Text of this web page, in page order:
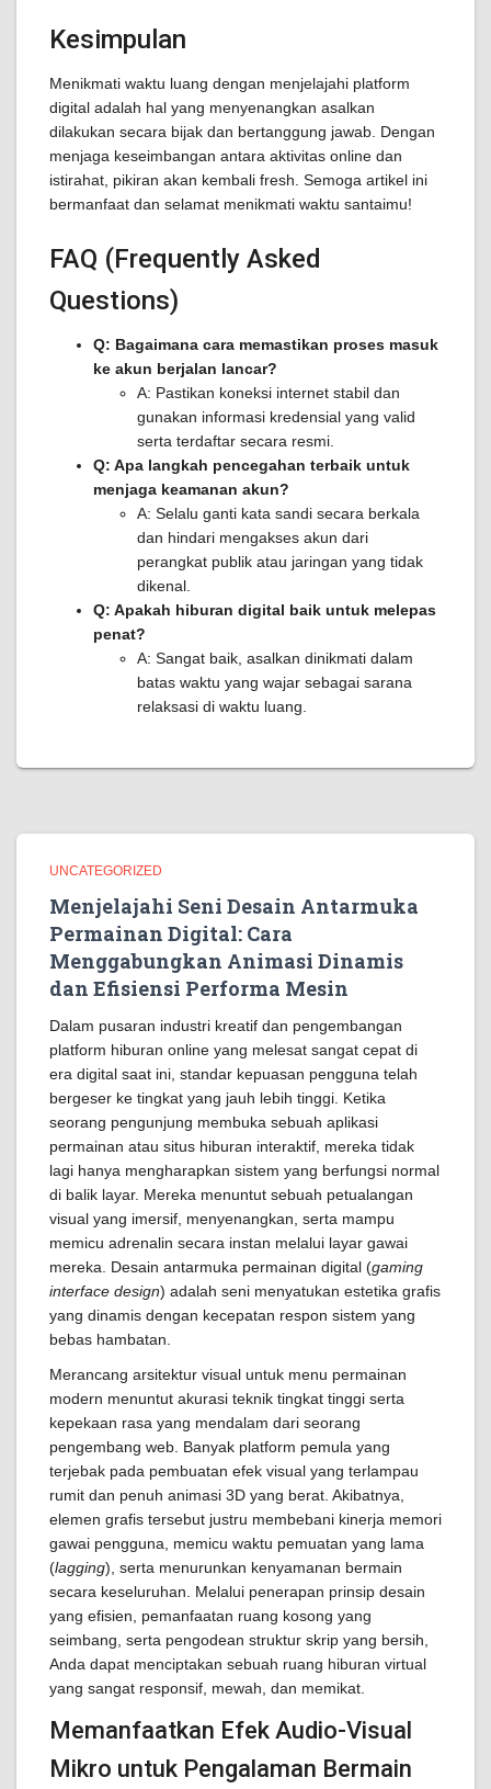
Kesimpulan
Menikmati waktu luang dengan menjelajahi platform
digital adalah hal yang menyenangkan asalkan
dilakukan secara bijak dan bertanggung jawab. Dengan
menjaga keseimbangan antara aktivitas online dan
istirahat, pikiran akan kembali fresh. Semoga artikel ini
bermanfaat dan selamat menikmati waktu santaimu!
FAQ (Frequently Asked
Questions)
Q: Bagaimana cara memastikan proses masuk
ke akun berjalan lancar?
A: Pastikan koneksi internet stabil dan
gunakan informasi kredensial yang valid
serta terdaftar secara resmi.
Q: Apa langkah pencegahan terbaik untuk
menjaga keamanan akun?
A: Selalu ganti kata sandi secara berkala
dan hindari mengakses akun dari
perangkat publik atau jaringan yang tidak
dikenal.
Q: Apakah hiburan digital baik untuk melepas
penat?
A: Sangat baik, asalkan dinikmati dalam
batas waktu yang wajar sebagai sarana
relaksasi di waktu luang.
UNCATEGORIZED
Menjelajahi Seni Desain Antarmuka
Permainan Digital: Cara
Menggabungkan Animasi Dinamis
dan Efisiensi Performa Mesin
Dalam pusaran industri kreatif dan pengembangan
platform hiburan online yang melesat sangat cepat di
era digital saat ini, standar kepuasan pengguna telah
bergeser ke tingkat yang jauh lebih tinggi. Ketika
seorang pengunjung membuka sebuah aplikasi
permainan atau situs hiburan interaktif, mereka tidak
lagi hanya mengharapkan sistem yang berfungsi normal
di balik layar. Mereka menuntut sebuah petualangan
visual yang imersif, menyenangkan, serta mampu
memicu adrenalin secara instan melalui layar gawai
mereka. Desain antarmuka permainan digital (gaming
interface design) adalah seni menyatukan estetika grafis
yang dinamis dengan kecepatan respon sistem yang
bebas hambatan.
Merancang arsitektur visual untuk menu permainan
modern menuntut akurasi teknik tingkat tinggi serta
kepekaan rasa yang mendalam dari seorang
pengembang web. Banyak platform pemula yang
terjebak pada pembuatan efek visual yang terlampau
rumit dan penuh animasi 3D yang berat. Akibatnya,
elemen grafis tersebut justru membebani kinerja memori
gawai pengguna, memicu waktu pemuatan yang lama
(lagging), serta menurunkan kenyamanan bermain
secara keseluruhan. Melalui penerapan prinsip desain
yang efisien, pemanfaatan ruang kosong yang
seimbang, serta pengodean struktur skrip yang bersih,
Anda dapat menciptakan sebuah ruang hiburan virtual
yang sangat responsif, mewah, dan memikat.
Memanfaatkan Efek Audio-Visual
Mikro untuk Pengalaman Bermain